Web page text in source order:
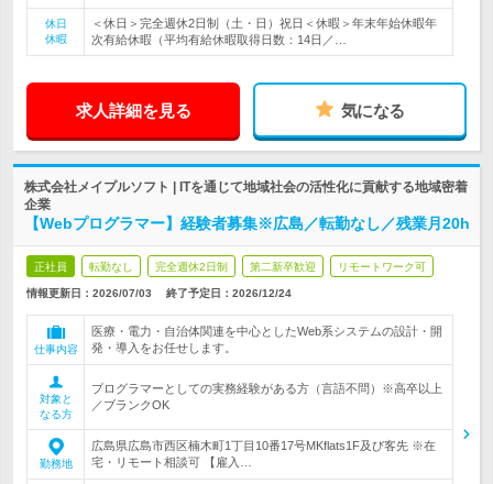
休日
休暇
＜休日＞完全週休2日制（土・日）祝日＜休暇＞年末年始休暇年
次有給休暇（平均有給休暇取得日数：14日／…
求人詳細を見る 気になる
株式会社メイプルソフト | ITを通じて地域社会の活性化に貢献する地域密着
企業
【Webプログラマー】経験者募集※広島／転勤なし／残業月20h
正社員 転勤なし 完全週休2日制 第二新卒歓迎 リモートワーク可
情報更新日：2026/07/03 終了予定日： 2026/12/24
仕事内容
医療・電力・自治体関連を中心としたWeb系システムの設計・開
発・導入をお任せします。
対象と
なる方
プログラマーとしての実務経験がある方（言語不問）※高卒以上
／ブランクOK
勤務地
広島県広島市西区楠木町1丁目10番17号MKflats1F及び客先 ※在
宅・リモート相談可 【雇入…